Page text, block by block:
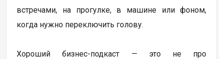
встречами, на прогулке, в машине или фоном,
когда нужно переключить голову.
Хороший бизнес-подкаст — это не про